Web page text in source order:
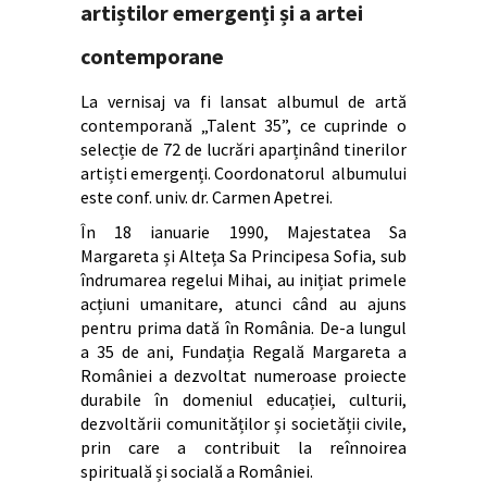
artiștilor emergenți și a artei
contemporane
La vernisaj va fi lansat albumul de artă
contemporană „Talent 35”, ce cuprinde o
selecție de 72 de lucrări aparținând tinerilor
artiști emergenți. Coordonatorul albumului
este conf. univ. dr. Carmen Apetrei.
În 18 ianuarie 1990, Majestatea Sa
Margareta și Alteța Sa Principesa Sofia, sub
îndrumarea regelui Mihai, au inițiat primele
acțiuni umanitare, atunci când au ajuns
pentru prima dată în România. De-a lungul
a 35 de ani, Fundația Regală Margareta a
României a dezvoltat numeroase proiecte
durabile în domeniul educației, culturii,
dezvoltării comunităților și societății civile,
prin care a contribuit la reînnoirea
spirituală și socială a României.